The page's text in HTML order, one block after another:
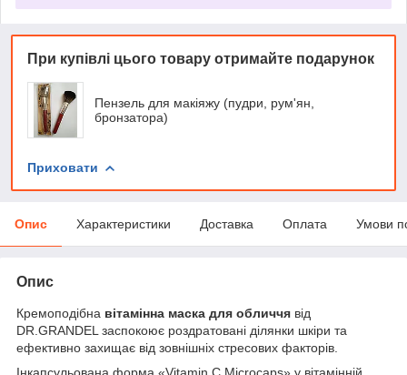
При купівлі цього товару отримайте подарунок
Пензель для макіяжу (пудри, рум'ян,
бронзатора)
Приховати
Опис Характеристики Доставка Оплата Умови
Опис
Кремоподібна вітамінна маска для обличчя від
DR.GRANDEL заспокоює роздратовані ділянки шкіри та
ефективно захищає від зовнішніх стресових факторів.
Інкапсульована форма «Vitamin C Microcaps» у вітамінній